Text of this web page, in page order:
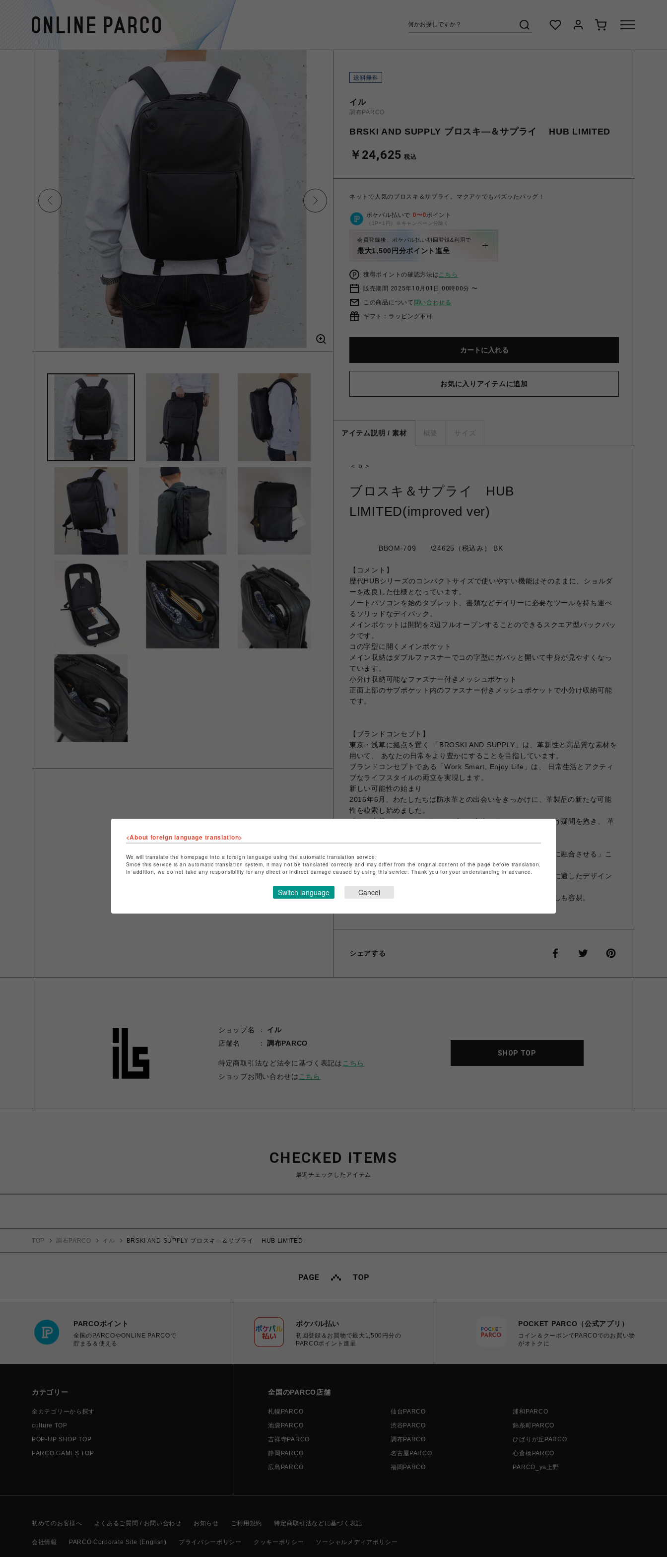
イル
調布PARCO
BRSKI AND SUPPLY ブロスキ―＆サプライ HUB LIMITED
￥24,625 税込
ネットで人気のブロスキ＆サプライ。マクアケでもバズッたバッグ！
ポケパル払いで 0〜0ポイント
（1P=1円）※キャンペーン分除く
会員登録後、ポケパル払い初回登録&利用で
最大1,500円分ポイント進呈
獲得ポイントの確認方法はこちら
販売期間 2025年10月01日 00時00分 〜
この商品について 問い合わせる
ギフト：ラッピング不可
カートに入れる
お気に入りアイテムに追加
アイテム説明 / 素材 概要 サイズ
＜ｂ＞
ブロスキ＆サプライ HUB
LIMITED(improved ver)
BBOM-709 \24625（税込み） BK
【コメント】
歴代HUBシリーズのコンパクトサイズで使いやすい機能はそのままに、ショルダ
ーを改良した仕様となっています。
ノートパソコンを始めタブレット、書類などデイリーに必要なツールを持ち運べ
るソリッドなデイパック。
メインポケットは開閉を3辺フルオープンすることのできるスクエア型バックパッ
クです。
コの字型に開くメインポケット
メイン収納はダブルファスナーでコの字型にガバッと開いて中身が見やすくなっ
ています。
小分け収納可能なファスナー付きメッシュポケット
正面上部のサブポケット内のファスナー付きメッシュポケットで小分け収納可能
です。
【ブランドコンセプト】
東京・浅草に拠点を置く 「BROSKI AND SUPPLY」は、革新性と高品質な素材を
用いて、 あなたの日常をより豊かにすることを目指しています。
ブランドコンセプトである「Work Smart, Enjoy Life」は、 日常生活とアクティ
ブなライフスタイルの両立を実現します。
新しい可能性の始まり
2016年6月、わたしたちは防水革との出会いをきっかけに、革製品の新たな可能
性を模索し始めました。
「なぜ本革のクラシックなバッグしか存在しないのか？」という疑問を抱き、 革
この探求が「BROSKI AND SUPPLY」の誕生に繋がりました。
私たちのビジョンは、「伝統的な素材を現代のライフスタイルに融合させる」こ
とです。
革の持つ独自の魅力と耐久性を活かしつつ、アクティブな日常に適したデザイン
を追求しています。
大きく開く構造で、バッグ内部のアイテムも見やすく、取り出しも容易。
シェアする
ショップ名
イル
店舗名
調布PARCO
特定商取引法など法令に基づく表記は こちら
ショップお問い合わせは こちら
SHOP TOP
CHECKED ITEMS
最近チェックしたアイテム
TOP 調布PARCO イル BRSKI AND SUPPLY ブロスキ―＆サプライ HUB LIMITED
PARCOポイント
全国のPARCOやONLINE PARCOで
貯まる＆使える
ポケパル払い
初回登録＆お買物で最大1,500円分の
PARCOポイント進呈
POCKET PARCO（公式アプリ）
コイン＆クーポンでPARCOでのお買い物
がオトクに
カテゴリー
全カテゴリーから探す
culture TOP
POP-UP SHOP TOP
PARCO GAMES TOP
全国のPARCO店舗
札幌PARCO 仙台PARCO
浦和PARCO
池袋PARCO
渋谷PARCO
錦糸町PARCO
吉祥寺PARCO
調布PARCO
ひばりが丘PARCO
静岡PARCO
名古屋PARCO
心斎橋PARCO
広島PARCO
福岡PARCO PARCO_ya上野
初めてのお客様へ よくあるご質問 / お問い合わせ お知らせ ご利用規約 特定商取引法などに基づく表記
会社情報 PARCO Corporate Site (English) プライバシーポリシー クッキーポリシー ソーシャルメディアポリシー
<About foreign language translation>
We will translate the homepage into a foreign language using the automatic translation service.
Since this service is an automatic translation system, it may not be translated correctly and may differ from the original content of the page before translation.
In addition, we do not take any responsibility for any direct or indirect damage caused by using this service. Thank you for your understanding in advance.
Switch language Cancel